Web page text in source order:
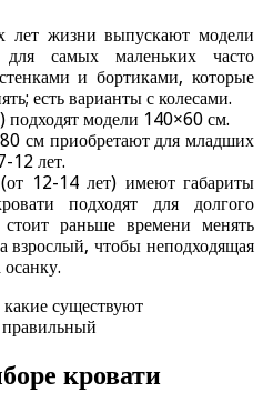
лет жизни выпускают модели
самых маленьких часто
и бортиками, которые
есть варианты с колесами.
модели 140×60 см.
см приобретают для младших
12 лет.
12-14 лет) имеют габариты
подходят для долгого
раньше времени менять
взрослый, чтобы неподходящая
кровати